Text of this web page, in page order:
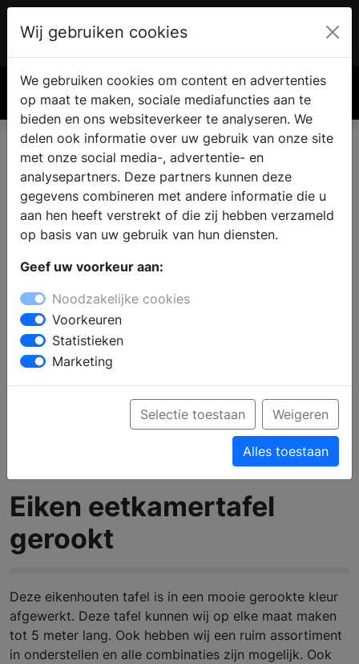
€ 0.00
Eiken eetkamertafel
gerookt
Deze eikenhouten tafel is in een mooie gerookte kleur
afgewerkt. Deze tafel kunnen wij op elke maat maken
tot 5 meter lang. Ook hebben wij een ruim assortiment
in onderstellen en alle combinaties zijn mogelijk. Ook
Wij gebruiken cookies
We gebruiken cookies om content en advertenties
op maat te maken, sociale mediafuncties aan te
bieden en ons websiteverkeer te analyseren. We
delen ook informatie over uw gebruik van onze site
met onze social media-, advertentie- en
analysepartners. Deze partners kunnen deze
gegevens combineren met andere informatie die u
aan hen heeft verstrekt of die zij hebben verzameld
op basis van uw gebruik van hun diensten.
Geef uw voorkeur aan:
Noodzakelijke cookies
Voorkeuren
Statistieken
Marketing
Selectie toestaan Weigeren
Alles toestaan